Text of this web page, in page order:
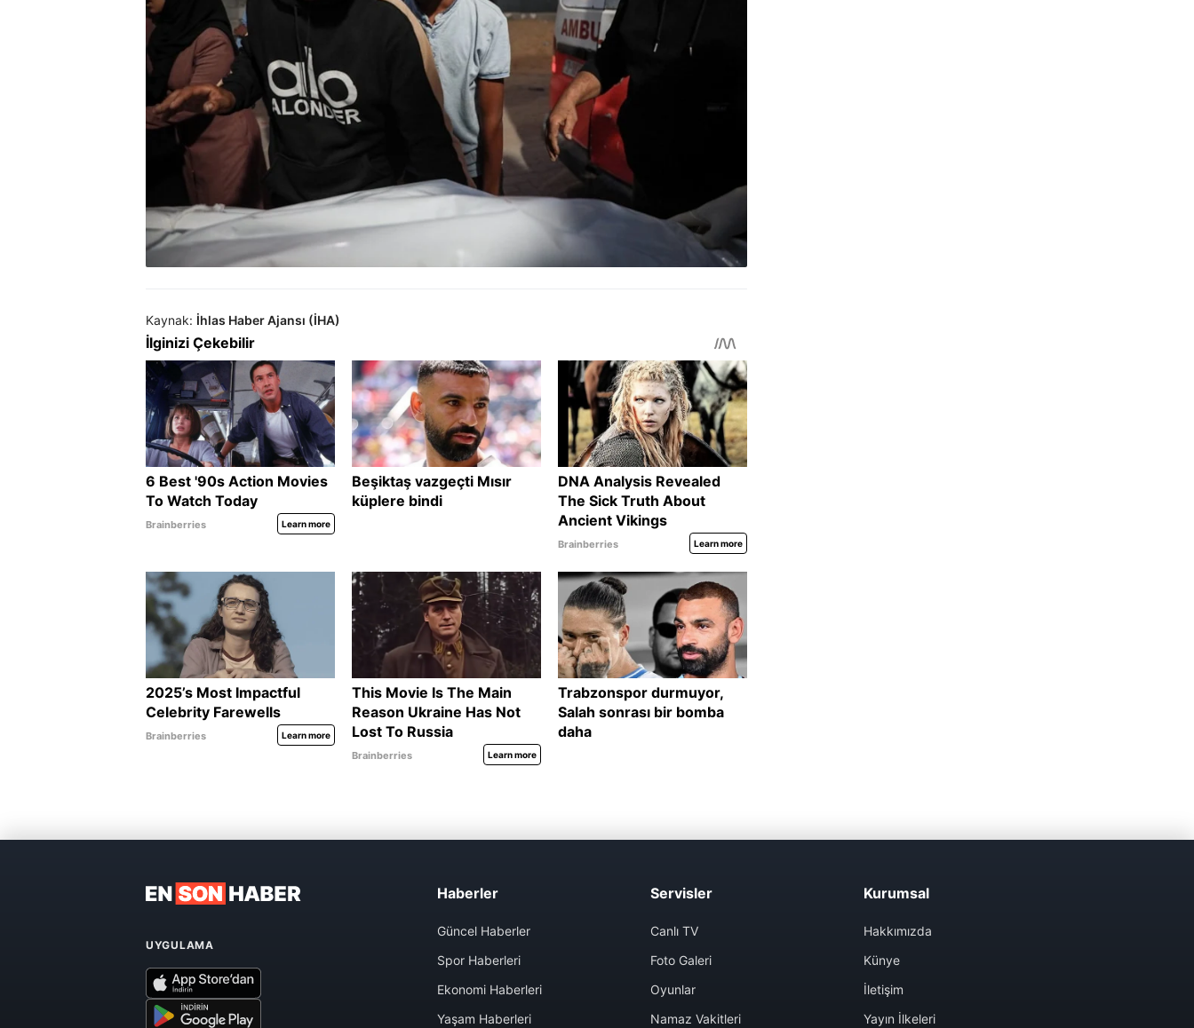
Kaynak: İhlas Haber Ajansı (İHA)
UYGULAMA
Haberler
Güncel Haberler
Spor Haberleri
Ekonomi Haberleri
Yaşam Haberleri
Servisler
Canlı TV
Foto Galeri
Oyunlar
Namaz Vakitleri
Kurumsal
Hakkımızda
Künye
İletişim
Yayın İlkeleri